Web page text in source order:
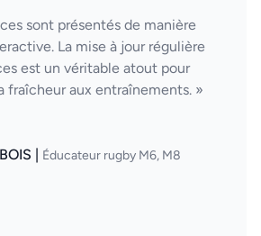
sont présentés de manière
La mise à jour régulière
est un véritable atout pour
fraîcheur aux entraînements. »
| Éducateur rugby M6, M8